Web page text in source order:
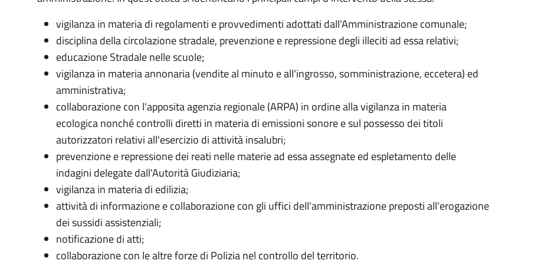
vigilanza in materia di regolamenti e provvedimenti adottati dall'Amministrazione comunale;
disciplina della circolazione stradale, prevenzione e repressione degli illeciti ad essa relativi;
educazione Stradale nelle scuole;
vigilanza in materia annonaria (vendite al minuto e all'ingrosso, somministrazione, eccetera) ed
amministrativa;
collaborazione con l'apposita agenzia regionale (ARPA) in ordine alla vigilanza in materia
ecologica nonché controlli diretti in materia di emissioni sonore e sul possesso dei titoli
autorizzatori relativi all'esercizio di attività insalubri;
prevenzione e repressione dei reati nelle materie ad essa assegnate ed espletamento delle
indagini delegate dall'Autorità Giudiziaria;
vigilanza in materia di edilizia;
attività di informazione e collaborazione con gli uffici dell'amministrazione preposti all'erogazione
dei sussidi assistenziali;
notificazione di atti;
collaborazione con le altre forze di Polizia nel controllo del territorio.